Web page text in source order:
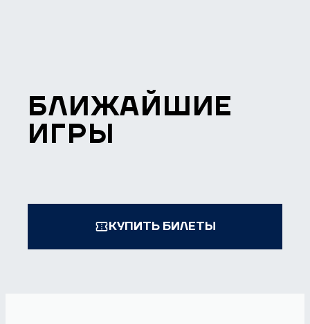
БЛИЖАЙШИЕ
ИГРЫ
КУПИТЬ БИЛЕТЫ